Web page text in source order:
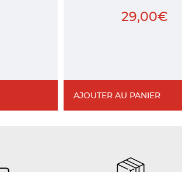
29,00€
AJOUTER AU PANIER